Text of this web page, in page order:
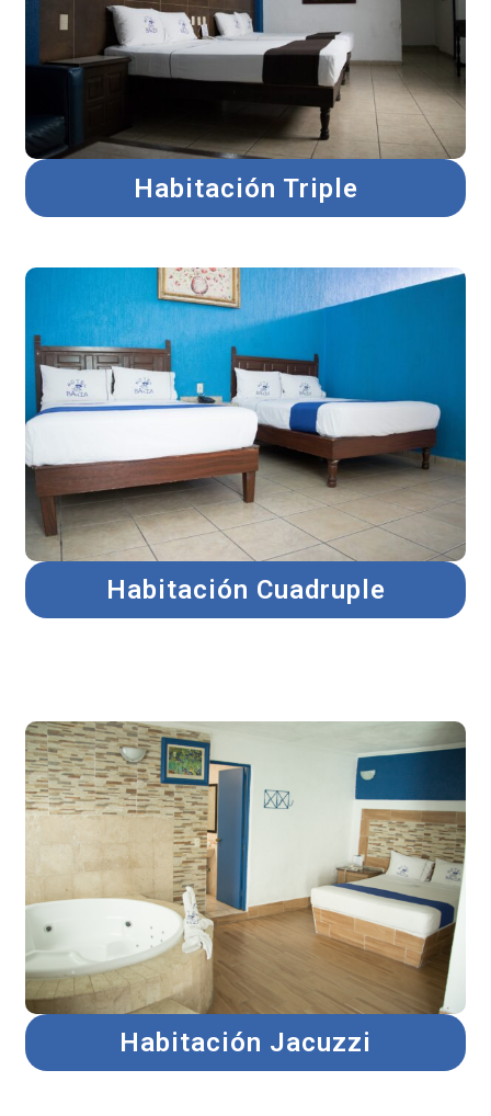
Habitación Triple
Habitación Cuadruple
Habitación Jacuzzi